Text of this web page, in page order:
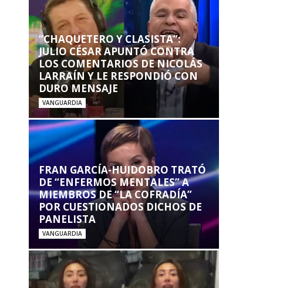
“CHAQUETERO Y CLASISTA”:
JULIO CÉSAR APUNTÓ CONTRA
LOS COMENTARIOS DE NICOLÁS
LARRAÍN Y LE RESPONDIÓ CON
DURO MENSAJE
VANGUARDIA
FRAN GARCÍA-HUIDOBRO TRATÓ
DE “ENFERMOS MENTALES” A
MIEMBROS DE “LA COFRADÍA”
POR CUESTIONADOS DICHOS DE
PANELISTA
VANGUARDIA